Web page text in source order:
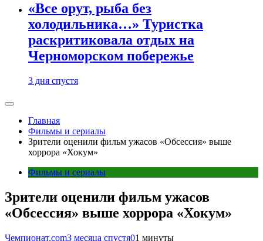
«Все орут, рыба без
холодильника…» Туристка
раскритиковала отдых на
Черноморском побережье
3 дня спустя
Главная
Фильмы и сериалы
Зрители оценили фильм ужасов «Обсессия» выше
хоррора «Хокум»
Фильмы и сериалы
Зрители оценили фильм ужасов
«Обсессия» выше хоррора «Хокум»
Чемпионат.com3 месяца спустя01 минуты